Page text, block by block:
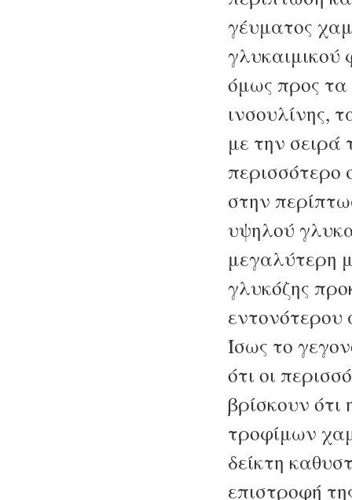
γέυματος
γλυκαιμικού
όμως προς
ινσουλίνης,
με την σειρά
περισσότερο
στην
υψηλού
μεγαλύτερη
γλυκόζης
εντονότερου
Ίσως το
ότι οι
βρίσκουν
τροφίμων
δείκτη
επιστροφή